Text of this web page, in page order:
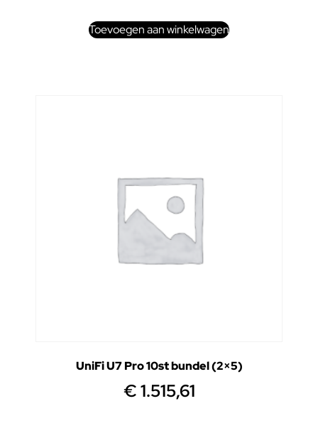
Toevoegen aan winkelwagen
UniFi U7 Pro 10st bundel (2×5)
€1.515,61